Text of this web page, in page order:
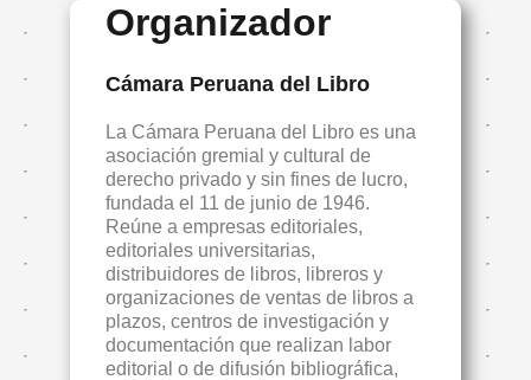
Organizador
Cámara Peruana del Libro
La Cámara Peruana del Libro es una
asociación gremial y cultural de
derecho privado y sin fines de lucro,
fundada el 11 de junio de 1946.
Reúne a empresas editoriales,
editoriales universitarias,
distribuidores de libros, libreros y
organizaciones de ventas de libros a
plazos, centros de investigación y
documentación que realizan labor
editorial o de difusión bibliográfica,